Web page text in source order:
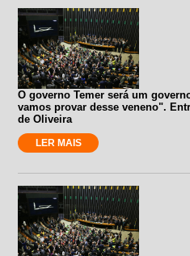
O governo Temer será um
vamos provar desse veneno".
de Oliveira
LER MAIS